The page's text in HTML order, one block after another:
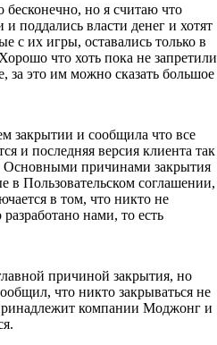
бесконечно, но я считаю что
поддались власти денег и хотят
с их игры, оставались только в
что хоть пока не запретили
за это им можно сказать большое
закрытии и сообщила что все
и последняя версия клиента так
Основными причинами закрытия
в Пользовательском соглашении,
в том, что никто не
нами, то есть
причиной закрытия, но
что никто закрываться не
компании Моджонг и